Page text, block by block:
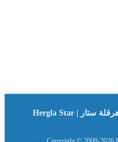
منتديات هرقلة ستار | Hergla Star